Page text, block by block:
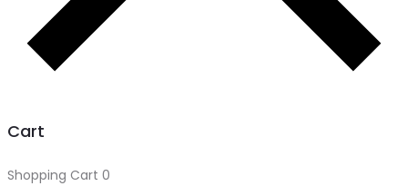
Cart
Shopping Cart 0